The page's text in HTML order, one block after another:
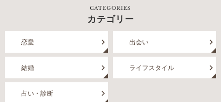
CATEGORIES
カテゴリー
恋愛 出会い
結婚 ライフスタイル
占い・診断